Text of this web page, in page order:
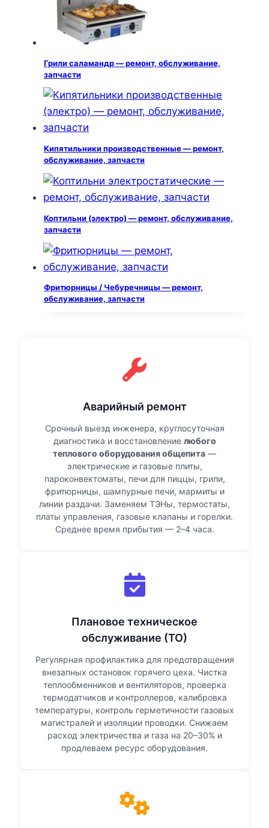
Грили саламандр — ремонт, обслуживание,
запчасти
Кипятильники производственные — ремонт,
обслуживание, запчасти
Коптильни (электро) — ремонт, обслуживание,
запчасти
Фритюрницы / Чебуречницы — ремонт,
обслуживание, запчасти
Аварийный ремонт
Срочный выезд инженера, круглосуточная
диагностика и восстановление любого
теплового оборудования общепита —
электрические и газовые плиты,
пароконвектоматы, печи для пиццы, грили,
фритюрницы, шампурные печи, мармиты и
линии раздачи. Заменяем ТЭНы, термостаты,
платы управления, газовые клапаны и горелки.
Среднее время прибытия — 2–4 часа.
Плановое техническое
обслуживание (ТО)
Регулярная профилактика для предотвращения
внезапных остановок горячего цеха. Чистка
теплообменников и вентиляторов, проверка
термодатчиков и контроллеров, калибровка
температуры, контроль герметичности газовых
магистралей и изоляции проводки. Снижаем
расход электричества и газа на 20–30% и
продлеваем ресурс оборудования.